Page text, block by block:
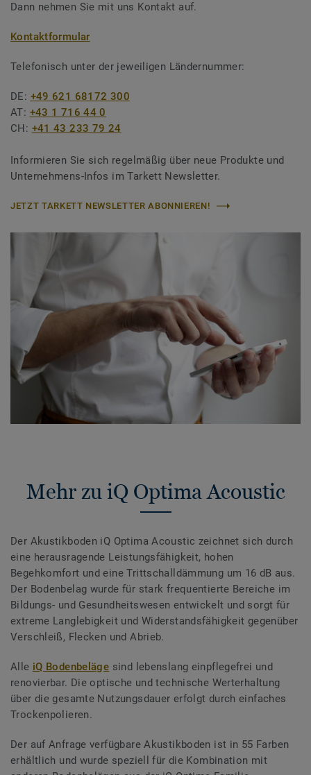
Dann nehmen Sie mit uns Kontakt auf.
Kontaktformular
Telefonisch unter der jeweiligen Ländernummer:
DE: +49 621 68172 300
AT: +43 1 716 44 0
CH: +41 43 233 79 24
Informieren Sie sich regelmäßig über neue Produkte und
Unternehmens-Infos im Tarkett Newsletter.
JETZT TARKETT NEWSLETTER ABONNIEREN!
Mehr zu iQ Optima Acoustic
Der Akustikboden iQ Optima Acoustic zeichnet sich durch
eine herausragende Leistungsfähigkeit, hohen
Begehkomfort und eine Trittschalldämmung um 16 dB aus.
Der Bodenbelag wurde für stark frequentierte Bereiche im
Bildungs- und Gesundheitswesen entwickelt und sorgt für
extreme Langlebigkeit und Widerstandsfähigkeit gegenüber
Verschleiß, Flecken und Abrieb.
Alle iQ Bodenbeläge sind lebenslang einpflegefrei und
renovierbar. Die optische und technische Werterhaltung
über die gesamte Nutzungsdauer erfolgt durch einfaches
Trockenpolieren.
Der auf Anfrage verfügbare Akustikboden ist in 55 Farben
erhältlich und wurde speziell für die Kombination mit